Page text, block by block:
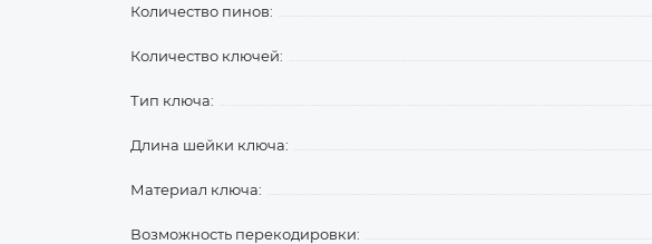
Количество пинов:
Количество ключей:
Тип ключа:
Длина шейки ключа:
Материал ключа:
Возможность перекодировки: